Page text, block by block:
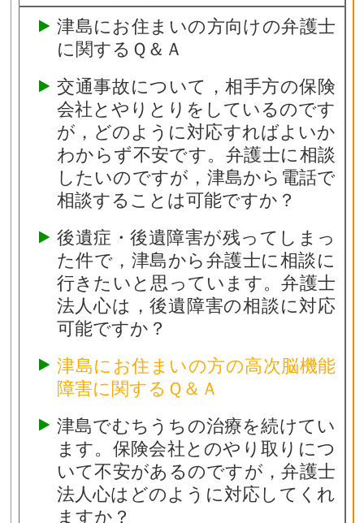
津島にお住まいの方向けの弁護士
に関するＱ＆Ａ
交通事故について，相手方の保険
会社とやりとりをしているのです
が，どのように対応すればよいか
わからず不安です。弁護士に相談
したいのですが，津島から電話で
相談することは可能ですか？
後遺症・後遺障害が残ってしまっ
た件で，津島から弁護士に相談に
行きたいと思っています。弁護士
法人心は，後遺障害の相談に対応
可能ですか？
津島にお住まいの方の高次脳機能
障害に関するＱ＆Ａ
津島でむちうちの治療を続けてい
ます。保険会社とのやり取りにつ
いて不安があるのですが，弁護士
法人心はどのように対応してくれ
ますか？